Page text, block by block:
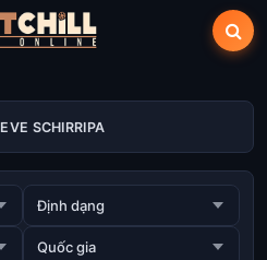
SCHIRRIPA